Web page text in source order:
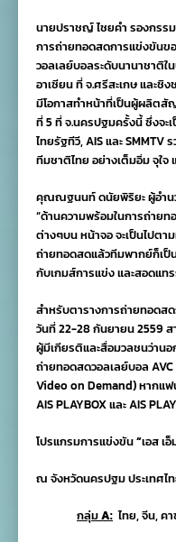
นายปราชญ์ ไชยคำ รองกรร
การถ่ายทอดสดการแข่งขัน
วอลเลย์บอลระดับนานาชาติใ
อาเซียน ที่ จ.ศรีสะเกษ และชิ
มีโอกาสทำหน้าที่เป็นผู้ผลิตสั
ที่ 5 ที่ จ.นครปฐมครั้งนี้ ซึ่งจ
ไทยรัฐทีวี, AIS และ
ทีมชาติไทย อย่างเต็มอิ่ม จุใจ
คุณณฐนนท์ ดนัยพิริยะ ผู้อำนว
“ด้านความพร้อมในการถ่าย
ต่างๆบน หน้าจอ จะเป็นไปต
ถ่ายทอดสดแล้วทีมพากย์ก็เป็
กับเกมส์การแข่ง และสอดแท
สําหรับตารางการถ่ายทอดสด
วันที่ 22-28 กันยายน 2559 ส
ผู้มีเกียรติและสื่อมวลชนว่านอ
ถ่ายทอดสดวอลเลย์บอล
Video on Demand) หากแฟ
AIS PLAYBOX และ AIS
โปรแกรมการแข่งขัน“เอส เ
ณ จังหวัดนครปฐม ประเทศไท
กลุ่มA: ไทย, จีน, ค